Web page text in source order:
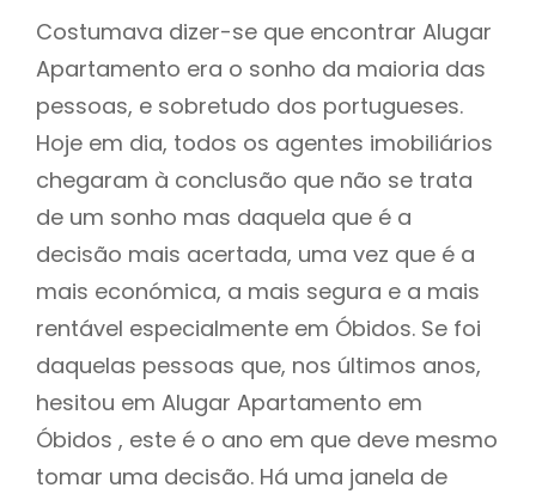
Costumava dizer-se que encontrar Alugar
Apartamento era o sonho da maioria das
pessoas, e sobretudo dos portugueses.
Hoje em dia, todos os agentes imobiliários
chegaram à conclusão que não se trata
de um sonho mas daquela que é a
decisão mais acertada, uma vez que é a
mais económica, a mais segura e a mais
rentável especialmente em Óbidos. Se foi
daquelas pessoas que, nos últimos anos,
hesitou em Alugar Apartamento em
Óbidos , este é o ano em que deve mesmo
tomar uma decisão. Há uma janela de